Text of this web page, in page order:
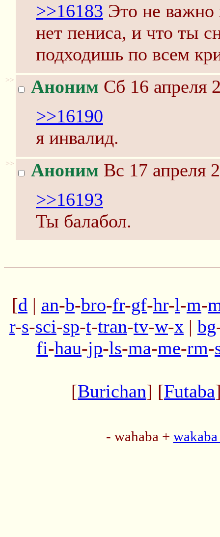
>>16183 Это не важно
нет пениса, и что ты
подходишь по всем
>> Аноним Сб 16 апреля
>>16190
я инвалид.
>> Аноним Вс 17 апреля
>>16193
Ты балабол.
[d | an-b-bro-fr-gf-hr-l-m-
r-s-sci-sp-t-tran-tv-w-x | bg
fi-hau-jp-ls-ma-me-rm-
[Burichan] [Futaba
- wahaba +